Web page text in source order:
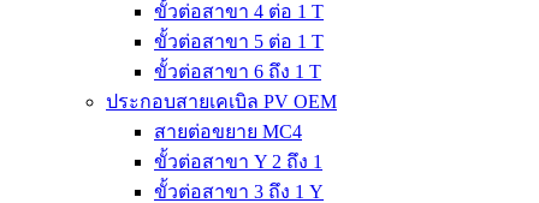
ขั้วต่อสาขา 4 ต่อ 1 T
ขั้วต่อสาขา 5 ต่อ 1 T
ขั้วต่อสาขา 6 ถึง 1 T
ประกอบสายเคเบิล PV OEM
สายต่อขยาย MC4
ขั้วต่อสาขา Y 2 ถึง 1
ขั้วต่อสาขา 3 ถึง 1 Y